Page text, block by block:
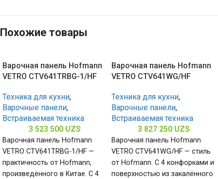
Похожие товары
Варочная панель Hofmann
VETRO CTV641TRBG-1/HF
Техника для кухни,
Варочные панели,
Встраиваемая техника
3 523 500 UZS
Варочная панель Hofmann
VETRO CTV641TRBG-1/HF —
практичность от Hofmann,
произведённого в Китае. С 4
Варочная панель Hofmann
VETRO CTV641WG/HF
Техника для кухни,
Варочные панели,
Встраиваемая техника
3 827 250 UZS
Варочная панель Hofmann
VETRO CTV641WG/HF — стиль
от Hofmann. С 4 конфорками и
поверхностью из закалённого